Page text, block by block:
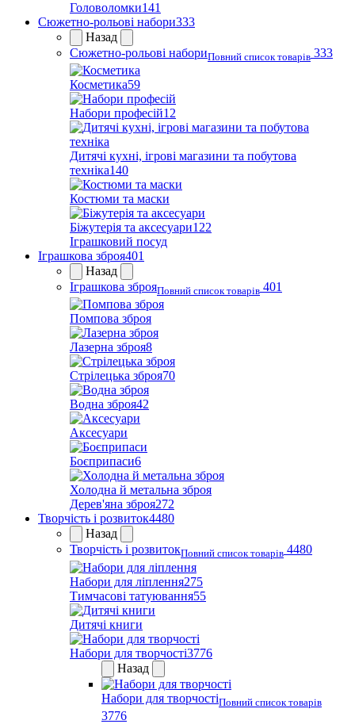
Головоломки141
Сюжетно-рольові набори333
Назад
Сюжетно-рольові набориПовний список товарів 333
Косметика59
Набори професій12
Дитячі кухні, ігрові магазини та побутова
техніка140
Костюми та маски
Біжутерія та аксесуари122
Іграшковий посуд
Іграшкова зброя401
Назад
Іграшкова зброяПовний список товарів 401
Помпова зброя
Лазерна зброя8
Стрілецька зброя70
Водна зброя42
Аксесуари
Боєприпаси6
Холодна й метальна зброя
Дерев'яна зброя272
Творчість і розвиток4480
Назад
Творчість і розвитокПовний список товарів 4480
Набори для ліплення275
Тимчасові татуювання55
Дитячі книги
Набори для творчості3776
Назад
Набори для творчостіПовний список товарів
3776